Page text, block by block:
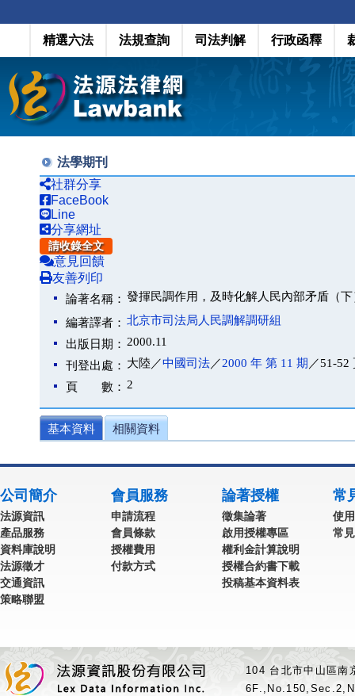
精選六法 法規查詢 司法判解 行政函釋
法學期刊
社群分享
FaceBook
Line
分享網址
請收錄全文
意見回饋
友善列印
論著名稱： 發揮民調作用，及時化解人民內部矛盾（下
編著譯者： 北京市司法局人民調解調研組
出版日期： 2000.11
刊登出處： 大陸／中國司法／2000 年 第 11 期 ／51-52
頁 數： 2
基本資料 相關資料
公司簡介
法源資訊
產品服務
資料庫說明
法源徵才
交通資訊
策略聯盟
會員服務
申請流程
會員條款
授權費用
付款方式
論著授權
徵集論著
啟用授權專區
權利金計算說明
授權合約書下載
投稿基本資料表
常
使
常
104 台北市中山區